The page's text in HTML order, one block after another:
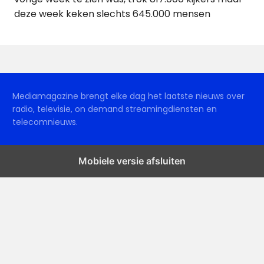
deze week keken slechts 645.000 mensen
Mediamagazine brengt elke dag het laatste nieuws over
radio, televisie, on demand streamingdiensten en
telecomnieuws.
Mobiele versie afsluiten